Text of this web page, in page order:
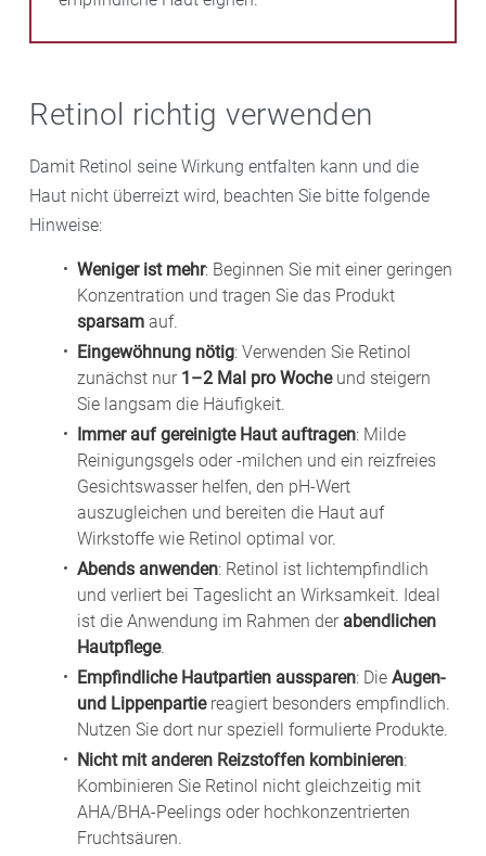
Retinol richtig verwenden
Damit Retinol seine Wirkung entfalten kann und die
Haut nicht überreizt wird, beachten Sie bitte folgende
Hinweise:
Weniger ist mehr: Beginnen Sie mit einer geringen
Konzentration und tragen Sie das Produkt
sparsam auf.
Eingewöhnung nötig: Verwenden Sie Retinol
zunächst nur 1–2 Mal pro Wocheund steigern
Sie langsam die Häufigkeit.
Immer auf gereinigte Haut auftragen: Milde
Reinigungsgels oder -milchen und ein reizfreies
Gesichtswasser helfen, den pH-Wert
auszugleichen und bereiten die Haut auf
Wirkstoffe wie Retinol optimal vor.
Abends anwenden: Retinol ist lichtempfindlich
und verliert bei Tageslicht an Wirksamkeit. Ideal
ist die Anwendung im Rahmen der abendlichen
Hautpflege.
Empfindliche Hautpartien aussparen: Die Augen-
und Lippenpartiereagiert besonders empfindlich.
Nutzen Sie dort nur speziell formulierte Produkte.
Nicht mit anderen Reizstoffen kombinieren:
Kombinieren Sie Retinol nicht gleichzeitig mit
AHA/BHA-Peelings oder hochkonzentrierten
Fruchtsäuren.